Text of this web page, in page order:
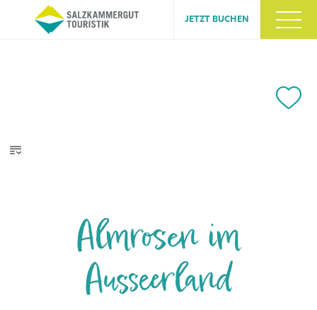
JETZT BUCHEN
Almrosen im
Ausseerland